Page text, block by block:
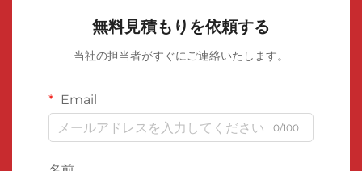
無料見積もりを依頼する
当社の担当者がすぐにご連絡いたします。
Email
0/100